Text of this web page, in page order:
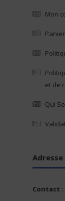
Mon
Panier
et de
Qui
Contact :